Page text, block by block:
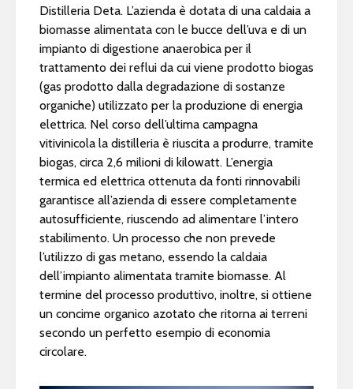
Distilleria Deta. L’azienda è dotata di una caldaia a
biomasse alimentata con le bucce dell’uva e di un
impianto di digestione anaerobica per il
trattamento dei reflui da cui viene prodotto biogas
(gas prodotto dalla degradazione di sostanze
organiche) utilizzato per la produzione di energia
elettrica. Nel corso dell’ultima campagna
vitivinicola la distilleria è riuscita a produrre, tramite
biogas, circa 2,6 milioni di kilowatt. L’energia
termica ed elettrica ottenuta da fonti rinnovabili
garantisce all’azienda di essere completamente
autosufficiente, riuscendo ad alimentare l’intero
stabilimento. Un processo che non prevede
l’utilizzo di gas metano, essendo la caldaia
dell’impianto alimentata tramite biomasse. Al
termine del processo produttivo, inoltre, si ottiene
un concime organico azotato che ritorna ai terreni
secondo un perfetto esempio di economia
circolare.